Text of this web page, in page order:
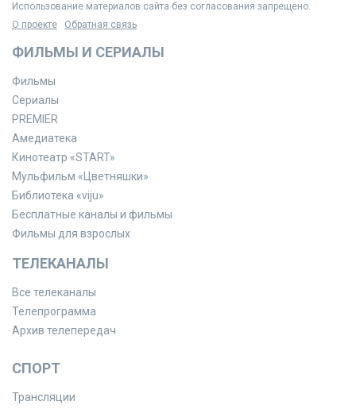
Использование материалов сайта без согласования запрещено.
О проекте
Обратная связь
ФИЛЬМЫ И СЕРИАЛЫ
Фильмы
Сериалы
PREMIER
Амедиатека
Кинотеатр «START»
Мульфильм «Цветняшки»
Библиотека «viju»
Бесплатные каналы и фильмы
Фильмы для взрослых
ТЕЛЕКАНАЛЫ
Все телеканалы
Телепрограмма
Архив телепередач
СПОРТ
Трансляции